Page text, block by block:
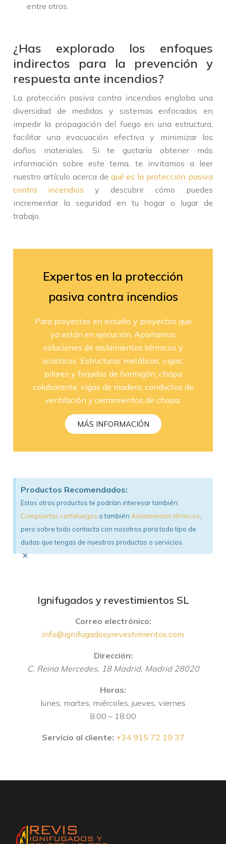
entre otros.
¿Has explorado los enfoques
indirectos para la prevención y
respuesta ante incendios?
La protección pasiva contra incendios engloba una
diversidad de medidas y sistemas enfocados en
impedir la propagación del fuego en una estructura,
facilitar una evacuación efectiva y minimizar los
daños materiales. Si te gustaría obtener más
información sobre este tema, te invitamos a leer
nuestro artículo acerca de qué es la protección pasiva
contra incendios y descubrir cómo puedes
incrementar la seguridad en tu hogar o lugar de
trabajo.
Expertos en la protección
pasiva contra incendios
Para proyectos en estudio y proyectos que
ya están en ejecución. Aportamos
soluciones de aislamientos térmicos y
acústicos. Estructuras metálicas, vigas,
pilares y forjados de hormigón, chapa
colaborante, vigas de madera, conductos de
ventilación y cerramientos de chapa.
MÁS INFORMACIÓN
Productos Recomendados:
Estos otros productos te podrían interesar también:
Compuertas cortafuegos o también Aislamientos térmicos,
pero sobre todo contacta con nosotros para todo tipo de
dudas que tengas de nuestros productos o servicios.
×
Ignifugados y revestimientos SL
Correo electrónico:
info@ignifugadosyrevestimientos.com
Dirección:
C. Reina Mercedes, 18 Madrid, Madrid 28020
Horas:
lunes, martes, miércoles, jueves, viernes
8:00 – 18:00
Servicio al cliente: +34 915 72 19 37